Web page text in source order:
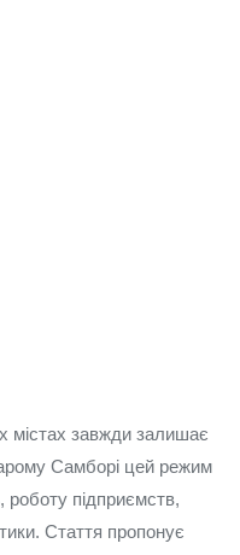
містах завжди залишає
Самборі цей режим
роботу підприємств,
Стаття пропонує